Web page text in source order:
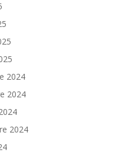
2024
2024
2024